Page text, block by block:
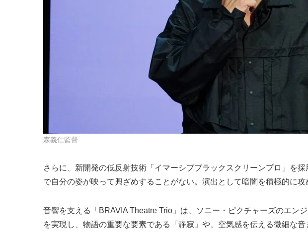
森義仁監督
さらに、新開発の低反射技術「イマーシブブラックスクリーンプロ」を
で自分の姿が映って興ざめすることがない。演出として暗闇を積極的に攻
音響を支える「BRAVIA Theatre Trio」は、ソニー・ピクチャーズのエン
を実現し、物語の重要な要素である「静寂」や、空気感を伝える微細な音